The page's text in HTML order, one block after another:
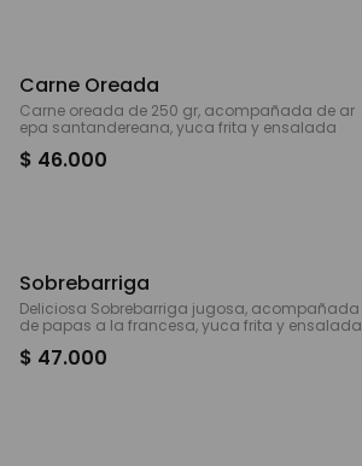
Carne Oreada
Carne oreada de 250 gr, acompañada de ar
epa santandereana, yuca frita y ensalada
$ 46.000
Sobrebarriga
Deliciosa Sobrebarriga jugosa, acompañada
de papas a la francesa, yuca frita y ensalada
$ 47.000